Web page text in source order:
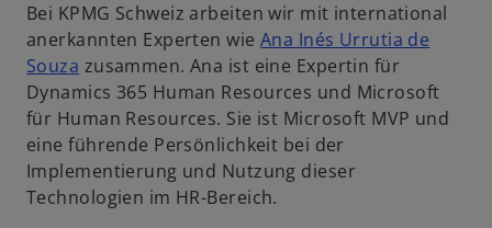
Bei KPMG Schweiz arbeiten wir mit international
anerkannten Experten wieAna Inés Urrutia de
Souza zusammen. Ana ist eine Expertin für
Dynamics 365 Human Resources und Microsoft
für Human Resources. Sie ist Microsoft MVP und
eine führende Persönlichkeit bei der
Implementierung und Nutzung dieser
Technologien im HR-Bereich.